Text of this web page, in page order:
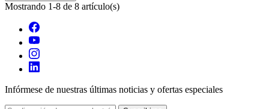
Mostrando 1-8 de 8 artículo(s)
Infórmese de nuestras últimas noticias y ofertas especiales